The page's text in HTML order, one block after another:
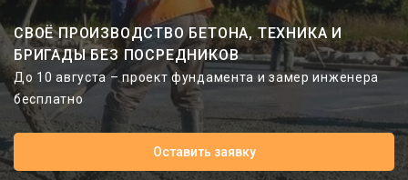
СВОЁ ПРОИЗВОДСТВО БЕТОНА, ТЕХНИКА И
БРИГАДЫ БЕЗ ПОСРЕДНИКОВ
До 10 августа – проект фундамента и замер инженера
бесплатно
Оставить заявку